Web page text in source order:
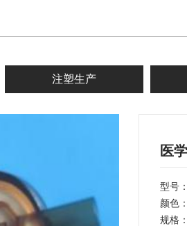
注塑生产
医
型号
颜色
规格